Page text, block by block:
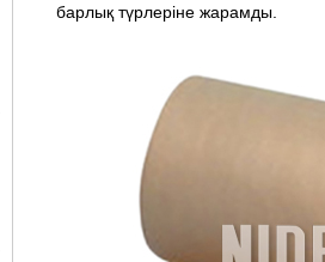
барлық түрлеріне жарамды.